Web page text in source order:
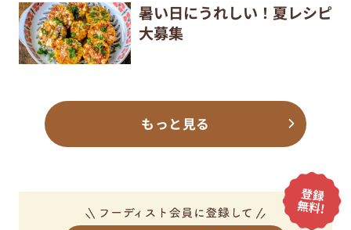
暑い日にうれしい！夏レシピ
大募集
もっと見る